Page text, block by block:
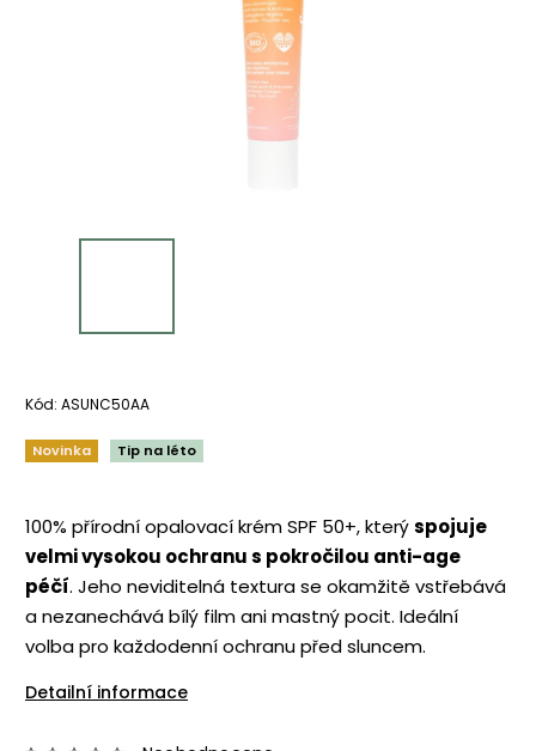
Kód: ASUNC50AA
Novinka Tip na léto
100% přírodní opalovací krém SPF 50+, kterýspojuje
velmi vysokou ochranu s pokročilou anti-age
péčí. Jeho neviditelná textura se okamžitě vstřebává
a nezanechává bílý film ani mastný pocit. Ideální
volba pro každodenní ochranu před sluncem.
Detailní informace